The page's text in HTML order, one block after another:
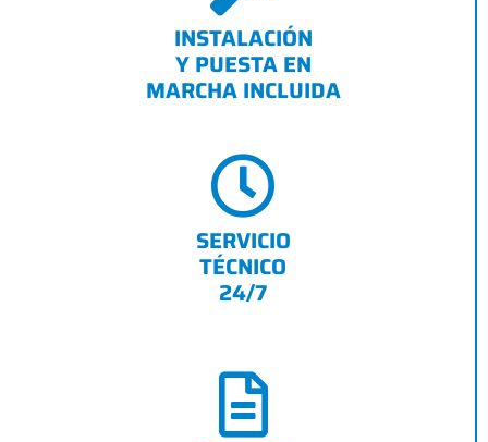
INSTALACIÓN
Y PUESTA EN
MARCHA INCLUIDA
SERVICIO
TÉCNICO
24/7